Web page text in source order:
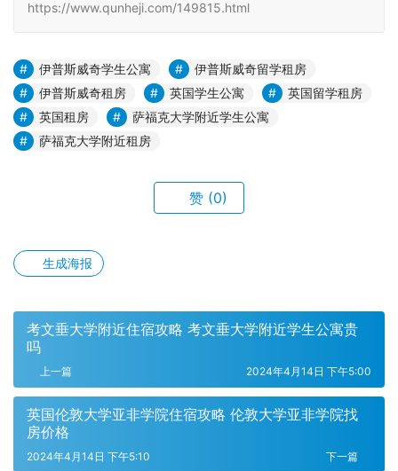
https://www.qunheji.com/149815.html
伊普斯威奇学生公寓
伊普斯威奇留学租房
伊普斯威奇租房
英国学生公寓
英国留学租房
英国租房
萨福克大学附近学生公寓
萨福克大学附近租房
赞 (0)
生成海报
考文垂大学附近住宿攻略 考文垂大学附近学生公寓贵
吗
上一篇 2024年4月14日 下午5:00
英国伦敦大学亚非学院住宿攻略 伦敦大学亚非学院找
房价格
下一篇
2024年4月14日 下午5:10